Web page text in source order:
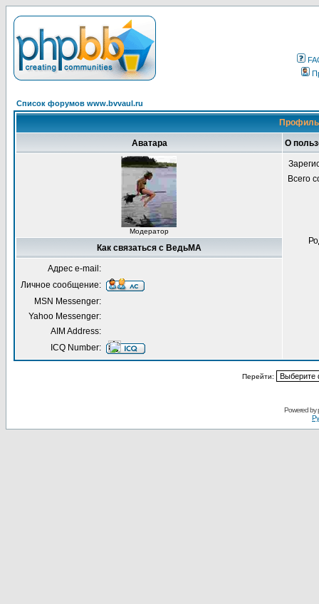
Список форумов www.bvvaul.ru
Аватара О
Модератор
Всего
Как связаться с ВедьМА
Адрес e-mail:
Личное сообщение:
MSN Messenger:
Yahoo Messenger:
AIM Address:
ICQ Number:
Перейти:
Powered by